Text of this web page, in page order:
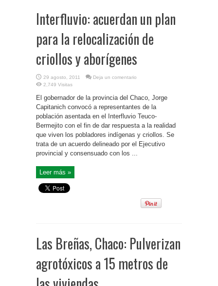
Interfluvio: acuerdan un plan
para la relocalización de
criollos y aborígenes
29 agosto, 2011
Deja un comentario
2,749 Visitas
El gobernador de la provincia del Chaco, Jorge
Capitanich convocó a representantes de la
población asentada en el Interfluvio Teuco-
Bermejito con el fin de dar respuesta a la realidad
que viven los pobladores indígenas y criollos. Se
trata de un acuerdo delineado por el Ejecutivo
provincial y consensuado con los ...
Leer más »
Las Breñas, Chaco: Pulverizan
agrotóxicos a 15 metros de